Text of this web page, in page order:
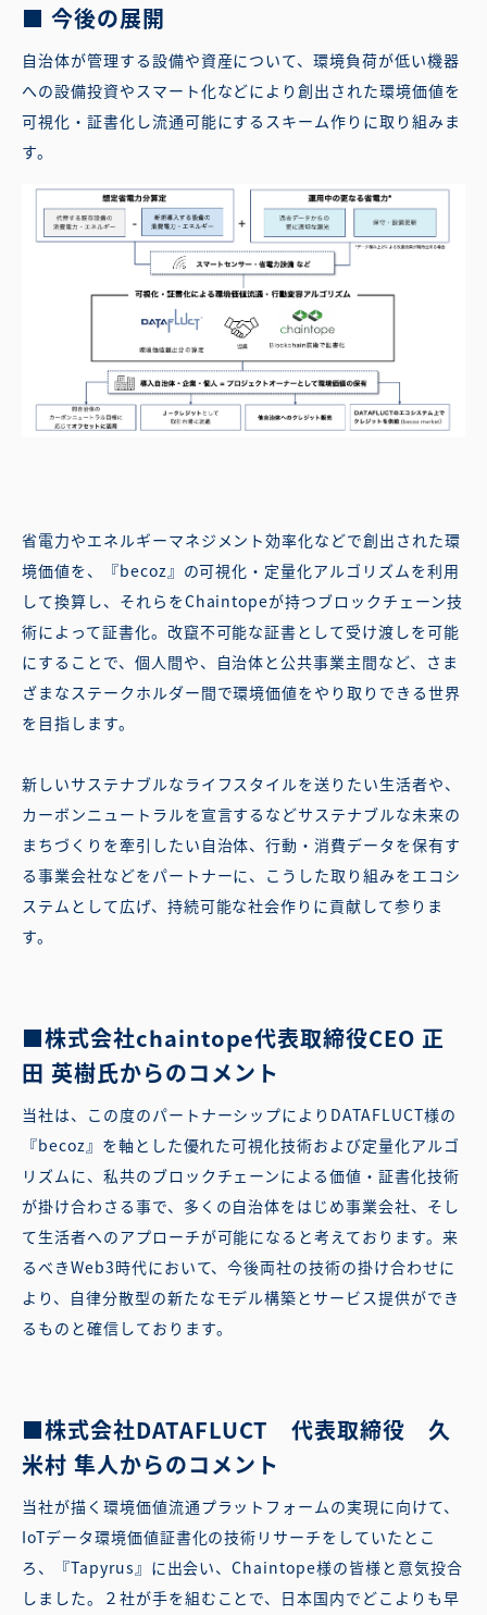
■ 今後の展開
自治体が管理する設備や資産について、環境負荷が低い機器
への設備投資やスマート化などにより創出された環境価値を
可視化・証書化し流通可能にするスキーム作りに取り組みま
す。
省電力やエネルギーマネジメント効率化などで創出された環
境価値を、『becoz』の可視化・定量化アルゴリズムを利用
して換算し、それらをChaintopeが持つブロックチェーン技
術によって証書化。改竄不可能な証書として受け渡しを可能
にすることで、個人間や、自治体と公共事業主間など、さま
ざまなステークホルダー間で環境価値をやり取りできる世界
を目指します。
新しいサステナブルなライフスタイルを送りたい生活者や、
カーボンニュートラルを宣言するなどサステナブルな未来の
まちづくりを牽引したい自治体、行動・消費データを保有す
る事業会社などをパートナーに、こうした取り組みをエコシ
ステムとして広げ、持続可能な社会作りに貢献して参りま
す。
■株式会社chaintope代表取締役CEO 正
田 英樹氏からのコメント
当社は、この度のパートナーシップによりDATAFLUCT様の
『becoz』を軸とした優れた可視化技術および定量化アルゴ
リズムに、私共のブロックチェーンによる価値・証書化技術
が掛け合わさる事で、多くの自治体をはじめ事業会社、そし
て生活者へのアプローチが可能になると考えております。来
るべきWeb3時代において、今後両社の技術の掛け合わせに
より、自律分散型の新たなモデル構築とサービス提供ができ
るものと確信しております。
■株式会社DATAFLUCT 代表取締役 久
米村 隼人からのコメント
当社が描く環境価値流通プラットフォームの実現に向けて、
IoTデータ環境価値証書化の技術リサーチをしていたとこ
ろ、『Tapyrus』に出会い、Chaintope様の皆様と意気投合
しました。２社が手を組むことで、日本国内でどこよりも早